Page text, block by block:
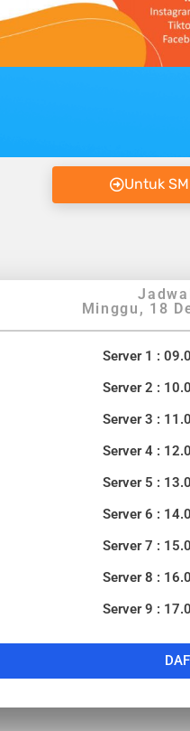
Untuk
Minggu, 18
Server 1 :
Server 2 :
Server 3 :
Server 4 :
Server 5 :
Server 6 :
Server 7 :
Server 8 :
Server 9 :